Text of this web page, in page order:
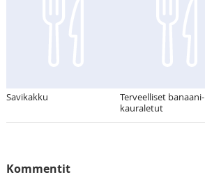
Savikakku
Terveelliset banaani-
kauraletut
Kommentit